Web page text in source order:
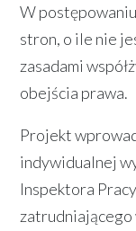
W
stron, o ile nie
zasadami
obejścia prawa.
Projekt
indywidualnej
Inspektora
zatrudniającego